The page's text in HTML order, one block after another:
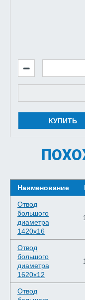
КУПИТЬ
Наименование
Отвод
большого
диаметра
1420х16
Отвод
большого
диаметра
1620х12
Отвод